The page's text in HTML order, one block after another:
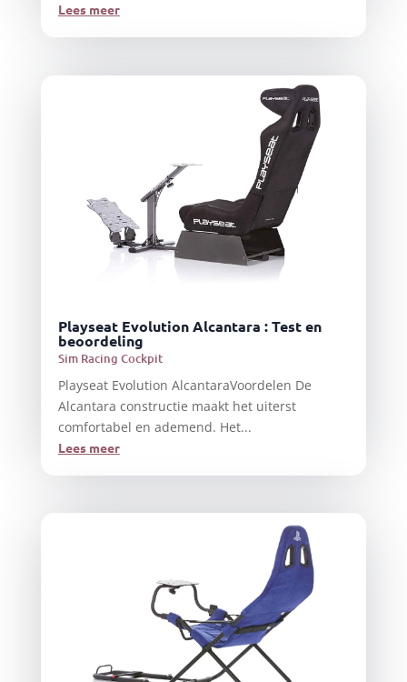
Lees meer
Playseat Evolution Alcantara : Test en
beoordeling
Sim Racing Cockpit
Playseat Evolution AlcantaraVoordelen De
Alcantara constructie maakt het uiterst
comfortabel en ademend. Het...
Lees meer